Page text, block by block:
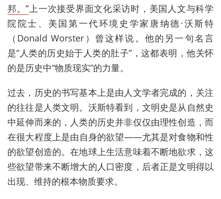
邦。” 上一次接受界面文化采访时，美国人文与科学
院院士、美国第一代环境史学家 唐纳德·沃斯特
（Donald Worster）曾这样说。他的另一句名言
是“人类的历史始于人类的肚子”，这都表明，他关怀
的是历史中“物质现实”的力量。
过去， 历史的书写基本上是由人文学者完成的 ， 关注
的往往是 人类文明。 沃斯特看到， 文明史是从 自然史
中延伸而来的 ， 人类的历史并非仅仅由理性创造，而
在很大程度上是由自身的欲望——尤其是对食物和性
的欲望创造的。在地球上生活意味着不断地欲求，这
些欲望带来不断增大的人口密度，后者正是文明得以
出现、维持的根本物质要求。